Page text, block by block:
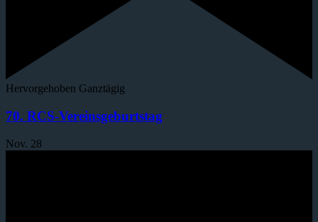
Hervorgehoben Ganztägig
70. RCS-Vereinsgeburtstag
Nov. 28